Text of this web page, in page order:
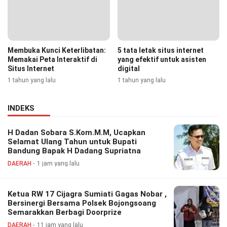
Membuka Kunci Keterlibatan:
Memakai Peta Interaktif di
Situs Internet
1 tahun yang lalu
5 tata letak situs internet
yang efektif untuk asisten
digital
1 tahun yang lalu
INDEKS
H Dadan Sobara S.Kom.M.M, Ucapkan
Selamat Ulang Tahun untuk Bupati
Bandung Bapak H Dadang Supriatna
DAERAH 1 jam yang lalu
Ketua RW 17 Cijagra Sumiati Gagas Nobar ,
Bersinergi Bersama Polsek Bojongsoang
Semarakkan Berbagi Doorprize
DAERAH 11 jam yang lalu